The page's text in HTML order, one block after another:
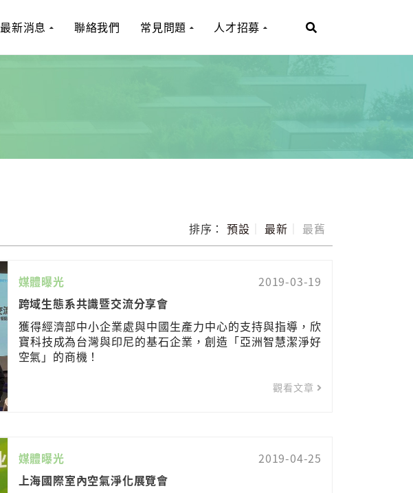
最新消息 聯絡我們 常見問題 人才招募
排序： 預設 最新 最舊
媒體曝光
2019-03-19
跨域生態系共識暨交流分享會
獲得經濟部中小企業處與中國生產力中心的支持與指導，欣
寶科技成為台灣與印尼的基石企業，創造「亞洲智慧潔淨好
空氣」的商機！
觀看文章
媒體曝光
2019-04-25
上海國際室內空氣淨化展覽會